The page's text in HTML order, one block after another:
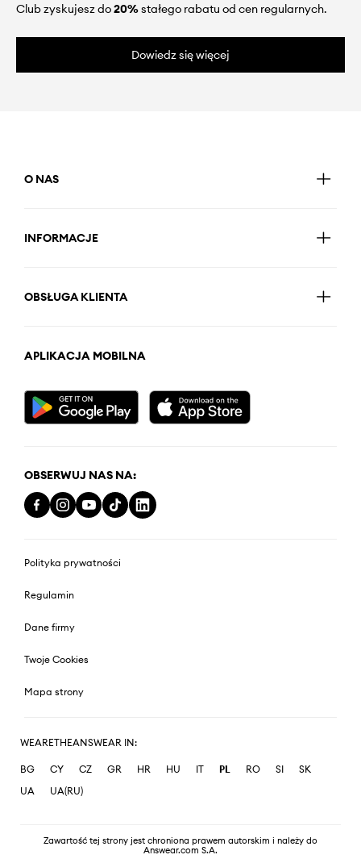
Club zyskujesz do20%stałego rabatu od cen regularnych.
Dowiedz się więcej
O NAS
INFORMACJE
OBSŁUGA KLIENTA
APLIKACJA MOBILNA
OBSERWUJ NAS NA:
Polityka prywatności
Regulamin
Dane firmy
Twoje Cookies
Mapa strony
WEARETHEANSWEAR IN:
BG CY CZ GR HR HU IT PL RO SI
SK
UA
UA(RU)
Zawartość tej strony jest chroniona prawem autorskim i należy do
Answear.com S.A.